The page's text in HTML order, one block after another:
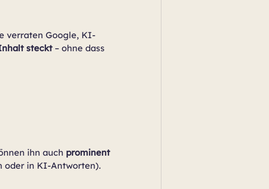
verraten Google, KI-
steckt – ohne dass
ihn auch prominent
oder in KI-Antworten).